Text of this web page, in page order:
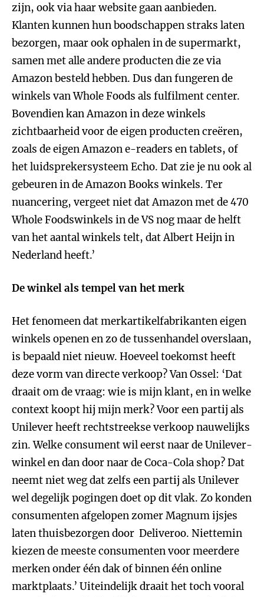
zijn, ook via haar website gaan aanbieden.
Klanten kunnen hun boodschappen straks laten
bezorgen, maar ook ophalen in de supermarkt,
samen met alle andere producten die ze via
Amazon besteld hebben. Dus dan fungeren de
winkels van Whole Foods als fulfilment center.
Bovendien kan Amazon in deze winkels
zichtbaarheid voor de eigen producten creëren,
zoals de eigen Amazon e-readers en tablets, of
het luidsprekersysteem Echo. Dat zie je nu ook al
gebeuren in de Amazon Books winkels. Ter
nuancering, vergeet niet dat Amazon met de 470
Whole Foodswinkels in de VS nog maar de helft
van het aantal winkels telt, dat Albert Heijn in
Nederland heeft.’
De winkel als tempel van het merk
Het fenomeen dat merkartikelfabrikanten eigen
winkels openen en zo de tussenhandel overslaan,
is bepaald niet nieuw. Hoeveel toekomst heeft
deze vorm van directe verkoop? Van Ossel: ‘Dat
draait om de vraag: wie is mijn klant, en in welke
context koopt hij mijn merk? Voor een partij als
Unilever heeft rechtstreekse verkoop nauwelijks
zin. Welke consument wil eerst naar de Unilever-
winkel en dan door naar de Coca-Cola shop? Dat
neemt niet weg dat zelfs een partij als Unilever
wel degelijk pogingen doet op dit vlak. Zo konden
consumenten afgelopen zomer Magnum ijsjes
laten thuisbezorgen door Deliveroo. Niettemin
kiezen de meeste consumenten voor meerdere
merken onder één dak of binnen één online
marktplaats.’ Uiteindelijk draait het toch vooral